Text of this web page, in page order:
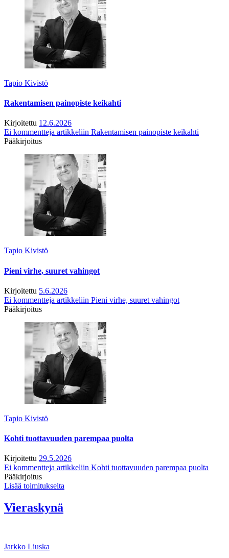
Tapio Kivistö
Rakentamisen painopiste keikahti
Kirjoitettu 12.6.2026
Ei kommentteja artikkeliin Rakentamisen painopiste keikahti
Pääkirjoitus
Tapio Kivistö
Pieni virhe, suuret vahingot
Kirjoitettu 5.6.2026
Ei kommentteja artikkeliin Pieni virhe, suuret vahingot
Pääkirjoitus
Tapio Kivistö
Kohti tuottavuuden parempaa puolta
Kirjoitettu 29.5.2026
Ei kommentteja artikkeliin Kohti tuottavuuden parempaa puolta
Pääkirjoitus
Lisää toimitukselta
Vieraskynä
Jarkko Liuska